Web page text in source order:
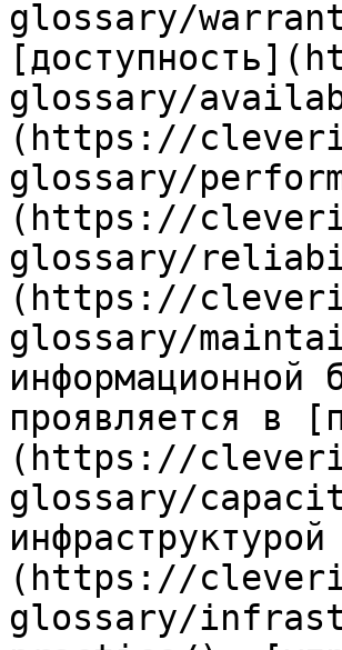
glossary/
glossary/
(https://
glossary/
(https://
glossary/
(https://
glossary/
информационной
проявляется в
(https://
glossary/
(https://
glossary/